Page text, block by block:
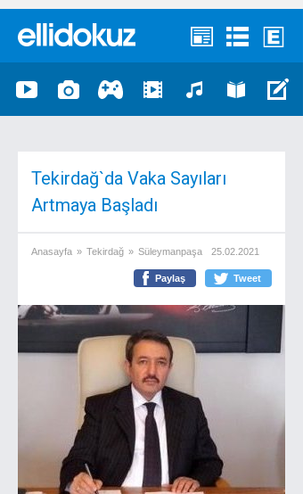
Tekirdağ`da Vaka Sayıları
Artmaya Başladı
Anasayfa » Tekirdağ » Süleymanpaşa 25.02.2021
Paylaş Tweet